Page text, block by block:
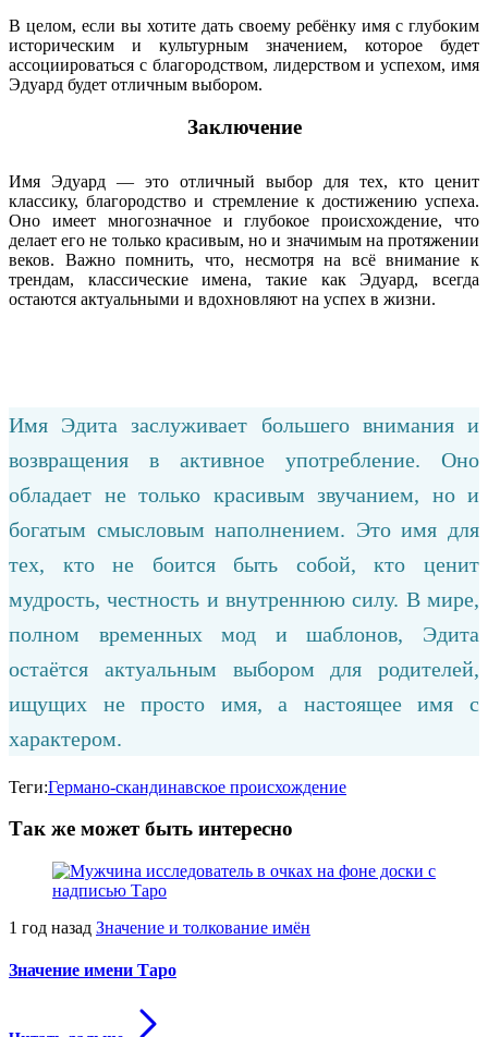
В целом, если вы хотите дать своему ребёнку имя с глубоким
историческим и культурным значением, которое будет
ассоциироваться с благородством, лидерством и успехом, имя
Эдуард будет отличным выбором.
Заключение
Имя Эдуард — это отличный выбор для тех, кто ценит
классику, благородство и стремление к достижению успеха.
Оно имеет многозначное и глубокое происхождение, что
делает его не только красивым, но и значимым на протяжении
веков. Важно помнить, что, несмотря на всё внимание к
трендам, классические имена, такие как Эдуард, всегда
остаются актуальными и вдохновляют на успех в жизни.
Имя Эдита заслуживает большего внимания и
возвращения в активное употребление. Оно
обладает не только красивым звучанием, но и
богатым смысловым наполнением. Это имя для
тех, кто не боится быть собой, кто ценит
мудрость, честность и внутреннюю силу. В мире,
полном временных мод и шаблонов, Эдита
остаётся актуальным выбором для родителей,
ищущих не просто имя, а настоящее имя с
характером.
Теги:Германо-скандинавское происхождение
Так же может быть интересно
1 год назад Значение и толкование имён
Значение имени Таро